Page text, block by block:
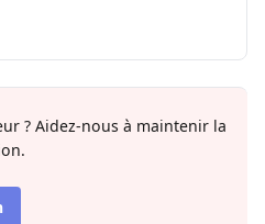
? Aidez-nous à maintenir la